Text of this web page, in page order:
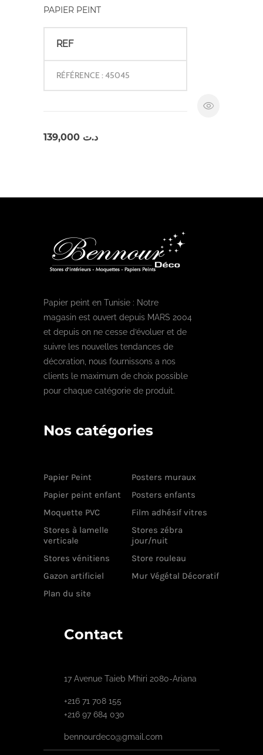
PAPIER PEINT
REF
RÉFÉRENCE : 45045
د.ت
Papier peint en Tunisie : Notre
magasin est ouvert depuis MARS 2004
et depuis on ne cesse d’évoluer et de
suivre les nouvelles tendances de
décoration, nous fournissons a nos
clients le maximum de choix possible
pour chaque catégorie de produit.
Nos catégories
Papier Peint
Posters muraux
Papier peint enfant
Posters enfants
Moquette PVC
Film adhésif vitres
Stores à lamelle
verticale
Stores zébra
jour/nuit
Stores vénitiens
Store rouleau
Gazon artificiel
Mur Végétal Décoratif
Plan du site
Contact
17 Avenue Taieb M’hiri 2080-Ariana
+216 71 708 155
+216 97 684 030
bennourdeco@gmail.com